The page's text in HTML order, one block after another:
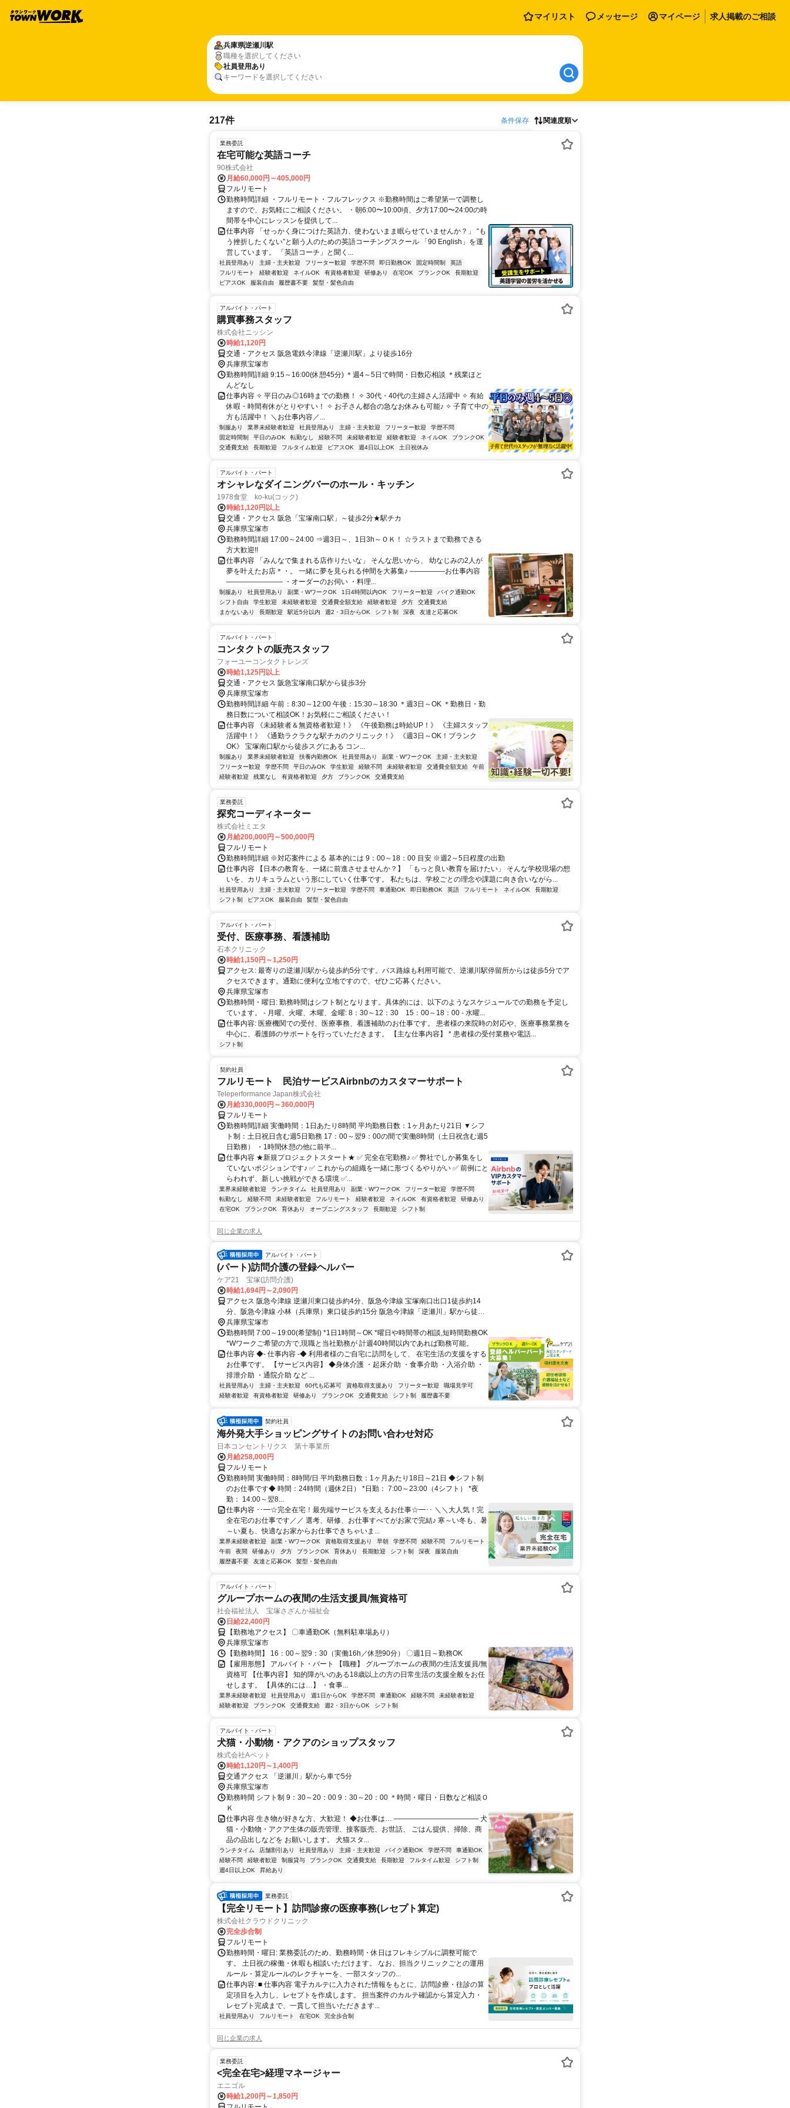
マイリスト メッセージ マイページ 求人掲載のご相談
兵庫県逆瀬川駅
職種を選択してください
社員登用あり
キーワードを選択してください
217件 条件保存 関連度順
業務委託
在宅可能な英語コーチ
90株式会社
月給60,000円～405,000円
フルリモート
勤務時間詳細 ・フルリモート・フルフレックス ※勤務時間はご希望第一で調整し
ますので、お気軽にご相談ください。 ・朝6:00〜10:00頃、夕方17:00〜24:00の時
間帯を中心にレッスンを提供して...
仕事内容 「せっかく身につけた英語力、使わないまま眠らせていませんか？」 “も
う挫折したくない”と願う人のための英語コーチングスクール 「90 English」を運
営しています。 「英語コーチ」と聞く...
社員登用あり 主婦・主夫歓迎 フリーター歓迎 学歴不問 即日勤務OK 固定時間制
英語
フルリモート
経験者歓迎 ネイルOK 有資格者歓迎 研修あり 在宅OK ブランクOK
長期歓迎
ピアスOK
服装自由 履歴書不要 髪型・髪色自由
アルバイト・パート
購買事務スタッフ
株式会社ニッシン
時給1,120円
交通・アクセス 阪急電鉄今津線「逆瀬川駅」より徒歩16分
兵庫県宝塚市
勤務時間詳細 9:15～16:00(休憩45分) ＊週4～5日で時間・日数応相談 ＊残業ほと
んどなし
仕事内容 ✧ 平日のみ◎16時までの勤務！ ✧ 30代・40代の主婦さん活躍中 ✧ 有給
休暇・時間有休がとりやすい！ ✧ お子さん都合の急なお休みも可能♪ ✧ 子育て中の
方も活躍中！ ＼お仕事内容／...
制服あり 業界未経験者歓迎 社員登用あり 主婦・主夫歓迎 フリーター歓迎
学歴不問
固定時間制
平日のみOK 転勤なし 経験不問 未経験者歓迎 経験者歓迎 ネイルOK
ブランクOK
交通費支給
長期歓迎 フルタイム歓迎 ピアスOK 週4日以上OK 土日祝休み
アルバイト・パート
オシャレなダイニングバーのホール・キッチン
1978食堂 ko-ku(コック)
時給1,120円以上
交通・アクセス 阪急「宝塚南口駅」～徒歩2分★駅チカ
兵庫県宝塚市
勤務時間詳細 17:00～24:00 ⇒週3日～、1日3h～ＯＫ！ ☆ラストまで勤務できる
方大歓迎!!
仕事内容 「みんなで集まれる店作りたいな」 そんな思いから、 幼なじみの2人が
夢を叶えたお店＊・。 一緒に夢を見られる仲間を大募集♪ ―――――お仕事内容
―――――――― ・オーダーのお伺い ・料理...
制服あり 社員登用あり 副業・WワークOK 1日4時間以内OK フリーター歓迎
バイク通勤OK
シフト自由
学生歓迎 未経験者歓迎 交通費全額支給 経験者歓迎 夕方
交通費支給
まかないあり
長期歓迎 駅近5分以内 週2・3日からOK シフト制 深夜 友達と応募OK
アルバイト・パート
コンタクトの販売スタッフ
フォーユーコンタクトレンズ
時給1,125円以上
交通・アクセス 阪急宝塚南口駅から徒歩3分
兵庫県宝塚市
勤務時間詳細 午前：8:30～12:00 午後：15:30～18:30 ＊週3日～OK ＊勤務日・勤
務日数について相談OK！お気軽にご相談ください！
仕事内容 《未経験者＆無資格者歓迎！》 《午後勤務は時給UP！》 《主婦スタッフ
活躍中！》 《通勤ラクラクな駅チカのクリニック！》 《週3日～OK！ブランク
OK》 宝塚南口駅から徒歩スグにある コン...
制服あり 業界未経験者歓迎 扶養内勤務OK 社員登用あり 副業・WワークOK
主婦・主夫歓迎
フリーター歓迎
学歴不問 平日のみOK 学生歓迎 経験不問 未経験者歓迎 交通費全額支給
午前
経験者歓迎
残業なし 有資格者歓迎 夕方 ブランクOK 交通費支給
業務委託
探究コーディネーター
株式会社ミエタ
月給200,000円～500,000円
フルリモート
勤務時間詳細 ※対応案件による 基本的には 9：00～18：00 目安 ※週2～5日程度の出勤
仕事内容 【日本の教育を、一緒に前進させませんか？】 「もっと良い教育を届けたい」 そんな学校現場の想
いを、カリキュラムという形にしていく仕事です。 私たちは、学校ごとの理念や課題に向き合いながら...
社員登用あり 主婦・主夫歓迎 フリーター歓迎 学歴不問 車通勤OK 即日勤務OK 英語 フルリモート ネイルOK
長期歓迎
シフト制
ピアスOK 服装自由 髪型・髪色自由
アルバイト・パート
受付、医療事務、看護補助
石本クリニック
時給1,150円～1,250円
アクセス: 最寄りの逆瀬川駅から徒歩約5分です。バス路線も利用可能で、逆瀬川駅停留所からは徒歩5分でア
クセスできます。通勤に便利な立地ですので、ぜひご応募ください。
兵庫県宝塚市
勤務時間・曜日: 勤務時間はシフト制となります。具体的には、以下のようなスケジュールでの勤務を予定し
ています。 - 月曜、火曜、木曜、金曜: 8：30～12：30 15：00～18：00 - 水曜...
仕事内容: 医療機関での受付、医療事務、看護補助のお仕事です。 患者様の来院時の対応や、医療事務業務を
中心に、看護師のサポートを行っていただきます。 【主な仕事内容】 * 患者様の受付業務や電話...
シフト制
契約社員
フルリモート 民泊サービスAirbnbのカスタマーサポート
Teleperformance Japan株式会社
月給330,000円～360,000円
フルリモート
勤務時間詳細 実働時間：1日あたり8時間 平均勤務日数：1ヶ月あたり21日 ▼シフ
ト制：土日祝日含む週5日勤務 17：00～翌9：00の間で実働8時間（土日祝含む週5
日勤務） ・1時間休憩の他に前半...
仕事内容 ★新規プロジェクトスタート★ ✅ 完全在宅勤務♪ ✅ 弊社でしか募集をし
ていないポジションです♪ ✅ これからの組織を一緒に形づくるやりがい ✅ 前例にと
らわれず、新しい挑戦ができる環境 ✅...
業界未経験者歓迎 ランチタイム 社員登用あり 副業・WワークOK フリーター歓迎
学歴不問
転勤なし
経験不問 未経験者歓迎 フルリモート 経験者歓迎 ネイルOK 有資格者歓迎
研修あり
在宅OK
ブランクOK 育休あり オープニングスタッフ 長期歓迎 シフト制
同じ企業の求人
アルバイト・パート
(パート)訪問介護の登録ヘルパー
ケア21 宝塚(訪問介護)
時給1,694円～2,090円
アクセス 阪急今津線 逆瀬川東口徒歩約4分、阪急今津線 宝塚南口出口1徒歩約14
分、阪急今津線 小林（兵庫県）東口徒歩約15分 阪急今津線「逆瀬川」駅から徒歩
約4分
兵庫県宝塚市
勤務時間 7:00～19:00(希望制) *1日1時間～OK *曜日や時間帯の相談,短時間勤務OK
*Wワークご希望の方で,現職と当社勤務が 計週40時間以内であれば勤務可能。
仕事内容 ◆- 仕事内容 -◆ 利用者様のご自宅に訪問をして、 在宅生活の支援をする
お仕事です。 【サービス内容】 ◆身体介護 ・起床介助 ・食事介助 ・入浴介助 ・
排泄介助 ・通院介助 など ...
社員登用あり 主婦・主夫歓迎 60代も応募可 資格取得支援あり フリーター歓迎
職場見学可
経験者歓迎
有資格者歓迎 研修あり ブランクOK 交通費支給 シフト制 履歴書不要
契約社員
海外発大手ショッピングサイトのお問い合わせ対応
日本コンセントリクス 第十事業所
月給258,000円
フルリモート
勤務時間 実働時間：8時間/日 平均勤務日数：1ヶ月あたり18日～21日 ◆シフト制
のお仕事です◆ 時間：24時間（週休2日） *日勤： 7:00～23:00（4シフト） *夜
勤： 14:00～翌8...
仕事内容 ･･━☆完全在宅！最先端サービスを支えるお仕事☆━･･ ＼＼大人気！完
全在宅のお仕事です／／ 選考、研修、お仕事すべてがお家で完結♪ 寒～い冬も、暑
～い夏も、快適なお家からお仕事できちゃいま...
業界未経験者歓迎 副業・WワークOK 資格取得支援あり 早朝 学歴不問 経験不問
フルリモート
午前
夜間 研修あり 夕方 ブランクOK 育休あり 長期歓迎 シフト制 深夜
服装自由
履歴書不要
友達と応募OK 髪型・髪色自由
アルバイト・パート
グループホームの夜間の生活支援員/無資格可
社会福祉法人 宝塚さざんか福祉会
日給22,400円
【勤務地アクセス】 〇車通勤OK（無料駐車場あり）
兵庫県宝塚市
【勤務時間】 16：00～翌9：30（実働16h／休憩90分） 〇週1日～勤務OK
【雇用形態】 アルバイト・パート 【職種】 グループホームの夜間の生活支援員/無
資格可 【仕事内容】 知的障がいのある18歳以上の方の日常生活の支援全般をお任
せします。 【具体的には…】 ・食事...
業界未経験者歓迎 社員登用あり 週1日からOK 学歴不問 車通勤OK 経験不問
未経験者歓迎
経験者歓迎
ブランクOK 交通費支給 週2・3日からOK シフト制
アルバイト・パート
犬猫・小動物・アクアのショップスタッフ
株式会社Aペット
時給1,120円～1,400円
交通アクセス 「逆瀬川」駅から車で5分
兵庫県宝塚市
勤務時間 シフト制 9：30～20：00 9：30～20：00 ＊時間・曜日・日数など相談Ｏ
Ｋ
仕事内容 生き物が好きな方、大歓迎！ ◆お仕事は… ―――――――――――― 犬
猫・小動物・アクア生体の販売管理、接客販売、お世話、 ごはん提供、掃除、商
品の品出しなどを お願いします。 犬猫スタ...
ランチタイム 店舗割引あり 社員登用あり 主婦・主夫歓迎 バイク通勤OK 学歴不問
車通勤OK
経験不問
経験者歓迎 制服貸与 ブランクOK 交通費支給 長期歓迎 フルタイム歓迎
シフト制
週4日以上OK
昇給あり
業務委託
【完全リモート】訪問診療の医療事務(レセプト算定)
株式会社クラウドクリニック
完全歩合制
フルリモート
勤務時間・曜日: 業務委託のため、勤務時間・休日はフレキシブルに調整可能で
す。 土日祝の稼働・休暇も相談いただけます。 なお、担当クリニックごとの運用
ルール・算定ルールのレクチャーを、一部スタッフの...
仕事内容: ■ 仕事内容 電子カルテに入力された情報をもとに、訪問診療・往診の算
定項目を入力し、レセプトを作成します。 担当案件のカルテ確認から算定入力・
レセプト完成まで、一貫して担当いただきます...
社員登用あり フルリモート 在宅OK 完全歩合制
同じ企業の求人
業務委託
<完全在宅>経理マネージャー
エニゴル
時給1,200円～1,850円